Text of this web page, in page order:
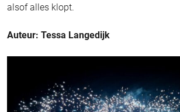
alsof alles klopt.
Auteur: Tessa Langedijk